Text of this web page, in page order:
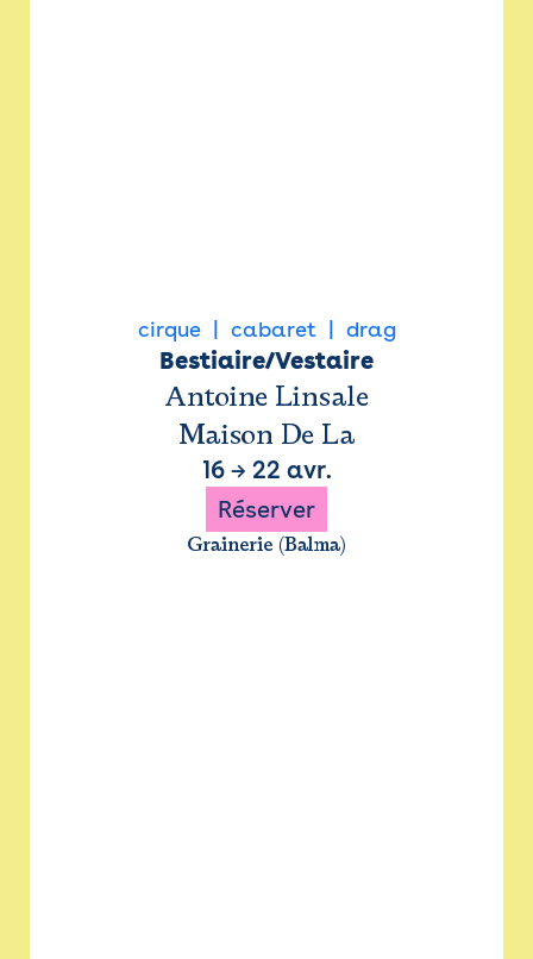
cirque cabaret drag
Bestiaire/Vestaire
Antoine Linsale
Maison De La
16→ 22 avr.
Réserver
Grainerie (Balma)